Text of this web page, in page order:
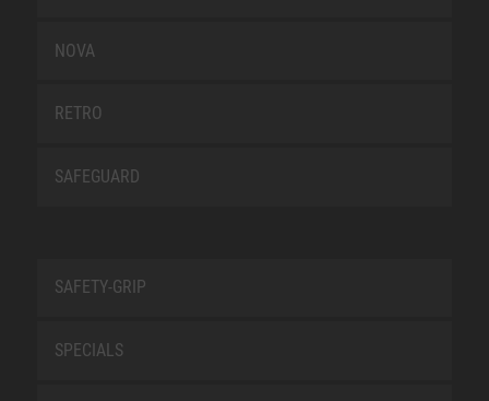
NOVA
RETRO
SAFEGUARD
SAFETY-GRIP
SPECIALS